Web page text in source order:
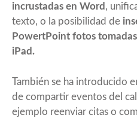
incrustadas en Word ,
texto, o la posibilidad de
PowertPoint fotos
iPad.
También se ha introducido
de compartir eventos del
ejemplo reenviar citas o